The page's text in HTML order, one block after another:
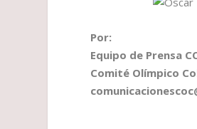
Por:
Equipo de Prensa
Comité Olímpico